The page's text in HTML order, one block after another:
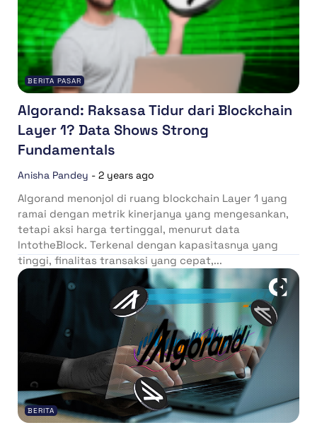
BERITA PASAR
Algorand: Raksasa Tidur dari Blockchain
Layer 1? Data Shows Strong
Fundamentals
Anisha Pandey - 2 years ago
Algorand menonjol di ruang blockchain Layer 1 yang
ramai dengan metrik kinerjanya yang mengesankan,
tetapi aksi harga tertinggal, menurut data
IntotheBlock. Terkenal dengan kapasitasnya yang
tinggi, finalitas transaksi yang cepat,...
BERITA